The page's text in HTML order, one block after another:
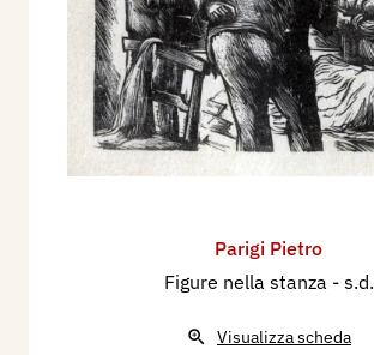
Parigi Pietro
Figure nella stanza - s.d.
Visualizza scheda